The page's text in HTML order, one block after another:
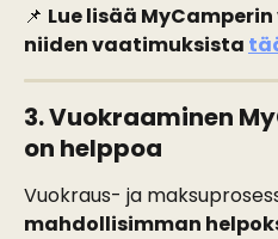
📌 Lue lisää
niiden vaatimuksista
3. Vuokraaminen
on helppoa
Vuokraus- ja
mahdollisimman